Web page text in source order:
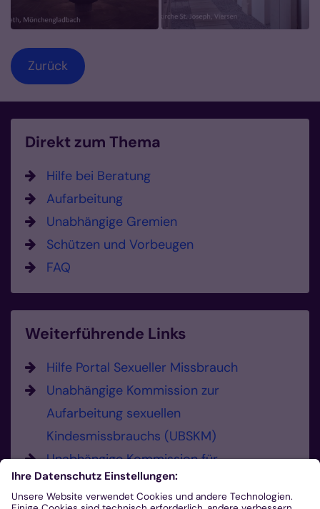
Zurück
Direkt zum Thema
Hilfe bei Beratung
Aufarbeitung
Unabhängige Gremien
Schützen und Vorbeugen
FAQ
Weiterführende Links
Hilfe Portal Sexueller Missbrauch
Unabhängige Kommission zur
Aufarbeitung sexuellen
Kindesmissbrauchs (UBSKM)
Unabhängige Kommission für
Anerkennungsleistungen (UKA)